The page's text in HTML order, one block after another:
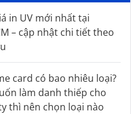
in UV mới nhất tại
– cập nhật chi tiết theo
card có bao nhiêu loại?
làm danh thiếp cho
thì nên chọn loại nào